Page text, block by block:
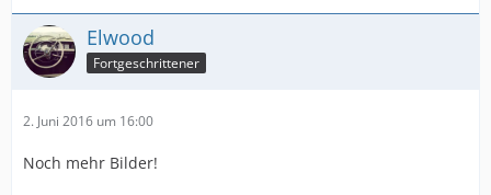
Elwood
Fortgeschrittener
2. Juni 2016 um 16:00
Noch mehr Bilder!